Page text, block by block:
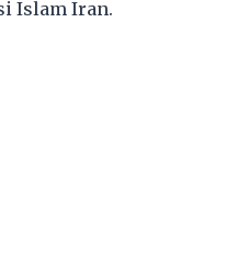
Islam Iran.